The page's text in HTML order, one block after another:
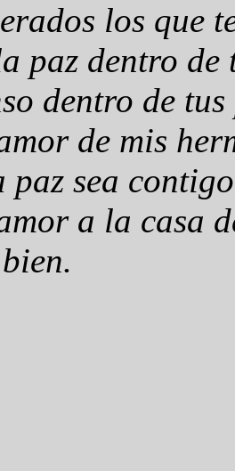
los que
paz dentro de
dentro de
de mis
sea
a la casa